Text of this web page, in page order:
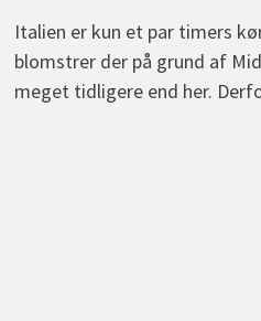
Italien er kun et par timers
blomstrer der på grund af
meget tidligere end her.